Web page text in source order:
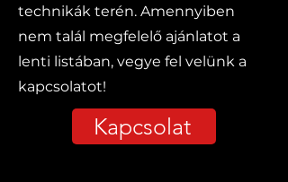
technikák terén. Amennyiben
nem talál megfelelő ajánlatot a
lenti listában, vegye fel velünk a
kapcsolatot!
Kapcsolat